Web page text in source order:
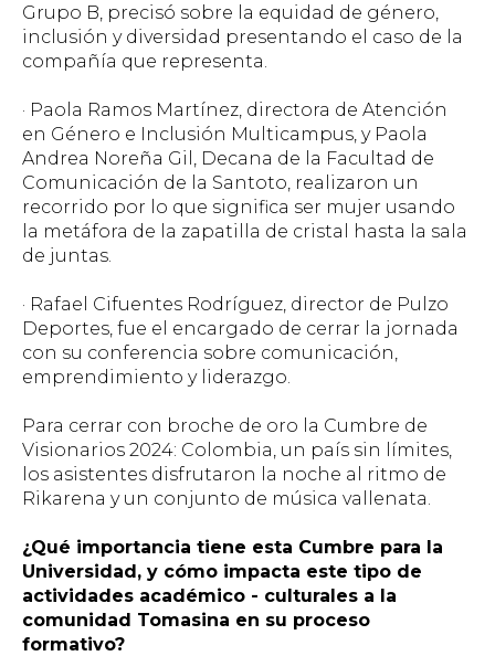
Grupo B, precisó sobre la equidad de género,
inclusión y diversidad presentando el caso de la
compañía que representa.
· Paola Ramos Martínez, directora de Atención
en Género e Inclusión Multicampus, y Paola
Andrea Noreña Gil, Decana de la Facultad de
Comunicación de la Santoto, realizaron un
recorrido por lo que significa ser mujer usando
la metáfora de la zapatilla de cristal hasta la sala
de juntas.
· Rafael Cifuentes Rodríguez, director de Pulzo
Deportes, fue el encargado de cerrar la jornada
con su conferencia sobre comunicación,
emprendimiento y liderazgo.
Para cerrar con broche de oro la Cumbre de
Visionarios 2024: Colombia, un país sin límites,
los asistentes disfrutaron la noche al ritmo de
Rikarena y un conjunto de música vallenata.
¿Qué importancia tiene esta Cumbre para la
Universidad, y cómo impacta este tipo de
actividades académico - culturales a la
comunidad Tomasina en su proceso
formativo?